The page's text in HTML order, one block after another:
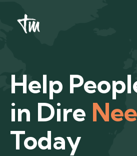
Help
in Dire
Today